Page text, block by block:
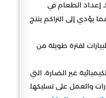
إعداد الطعام في
يؤدي إلى التراكم ينتج
لفترة طويلة من
غير الضارة، التي
والعمل على تسليكها.